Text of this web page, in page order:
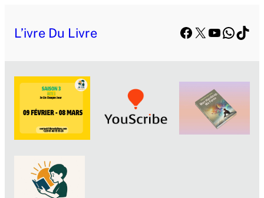
L’ivre Du Livre Facebook
X YouTube